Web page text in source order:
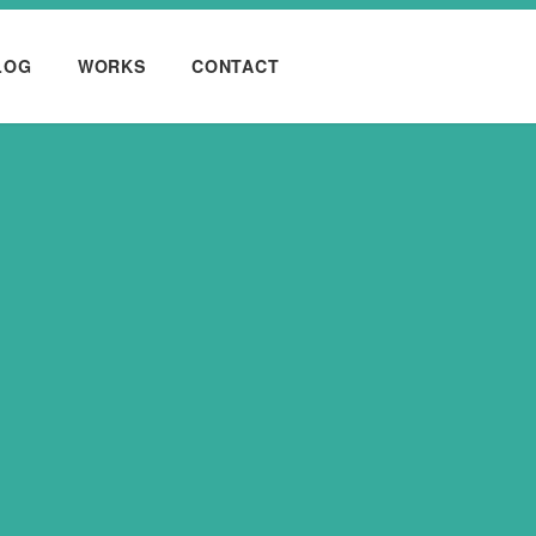
WORKS CONTACT